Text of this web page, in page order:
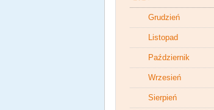
Grudzień
Listopad
Październik
Wrzesień
Sierpień